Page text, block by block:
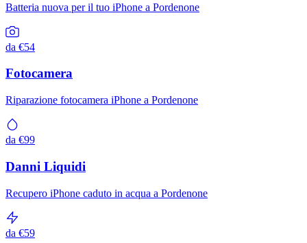
Batteria nuova per il tuo iPhone a Pordenone
da €54
Fotocamera
Riparazione fotocamera iPhone a Pordenone
da €99
Danni Liquidi
Recupero iPhone caduto in acqua a Pordenone
da €59